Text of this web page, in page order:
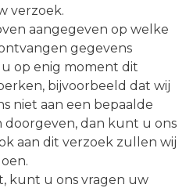
verzoek.
aangegeven op welke
gegevens
op enig moment dit
bijvoorbeeld dat wij
niet aan een bepaalde
doorgeven, dan kunt u ons
aan dit verzoek zullen wij
kunt u ons vragen uw